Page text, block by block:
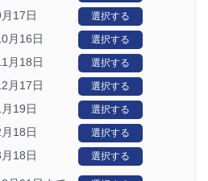
17日 選択する
月16日 選択する
月18日 選択する
月17日 選択する
19日 選択する
18日 選択する
18日 選択する